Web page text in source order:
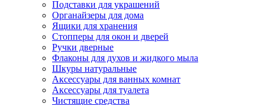
Подставки для украшений
Органайзеры для дома
Ящики для хранения
Стопперы для окон и дверей
Ручки дверные
Флаконы для духов и жидкого мыла
Шкуры натуральные
Аксессуары для ванных комнат
Аксессуары для туалета
Чистящие средства